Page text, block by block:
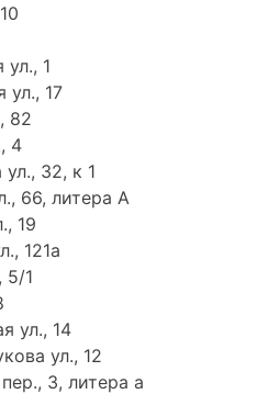
1
ул., 17
82
4
32, к 1
66, литера А
19
121а
5/1
ул., 14
ул., 12
3, литера а